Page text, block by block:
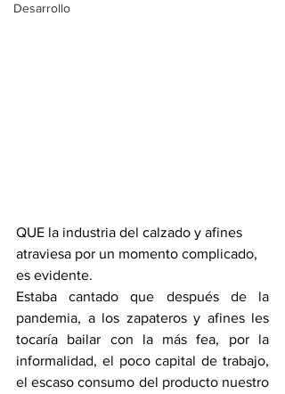
Desarrollo
QUE la industria del calzado y afines
atraviesa por un momento complicado,
es evidente.
Estaba cantado que después de la
pandemia, a los zapateros y afines les
tocaría bailar con la más fea, por la
informalidad, el poco capital de trabajo,
el escaso consumo del producto nuestro